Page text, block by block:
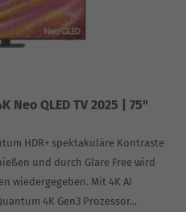
Neo QLED TV 2025 | 75"
HDR+ spektakuläre Kontraste
und durch Glare Free wird
wiedergegeben. Mit 4K AI
4K Gen3 Prozessor...